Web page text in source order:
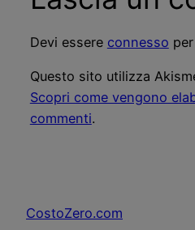
Devi essere connesso
Questo sito utilizza
Scopri come vengono
commenti.
CostoZero.com